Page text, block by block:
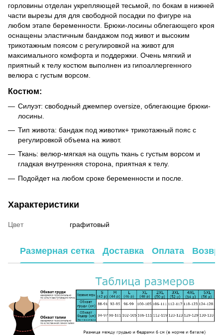
горловины отделан укрепляющей тесьмой, по бокам в нижней
части вырезы для для свободной посадки по фигуре на
любом этапе беременности. Брюки-лосины облегающего кроя
оснащены эластичным бандажом под живот и высоким
трикотажным поясом с регулировкой на живот для
максимального комфорта и поддержки. Очень мягкий и
приятный к телу костюм выполнен из гипоаллергенного
велюра с густым ворсом
Костюм:
Силуэт: свободный джемпер oversize, облегающие брюки-
лосины.
Тип живота: бандаж под животик+ трикотажный пояс с
регулировкой объема на живот.
Ткань: велюр-мягкая на ощупь ткань с густым ворсом и
гладкая внутренняя сторона, приятная к телу.
Подойдет на любом сроке беременности и после.
Характеристики
Цвет графитовый
Размерная сетка Доставка Оплата